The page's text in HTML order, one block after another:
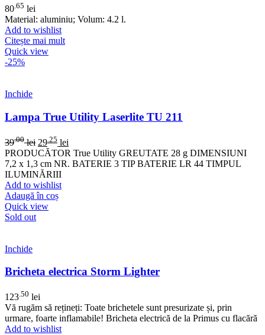
80 .65 lei
Material: aluminiu; Volum: 4.2 l.
Add to wishlist
Citește mai mult
Quick view
-25%
Inchide
Lampa True Utility Laserlite TU 211
39.00 lei 29 .25 lei
PRODUCĂTOR True Utility GREUTATE 28 g DIMENSIUNI
7,2 x 1,3 cm NR. BATERIE 3 TIP BATERIE LR 44 TIMPUL
ILUMINĂRIII
Add to wishlist
Adaugă în coș
Quick view
Sold out
Inchide
Bricheta electrica Storm Lighter
123.50 lei
Vă rugăm să rețineți: Toate brichetele sunt presurizate și, prin
urmare, foarte inflamabile! Bricheta electrică de la Primus cu flacără
Add to wishlist